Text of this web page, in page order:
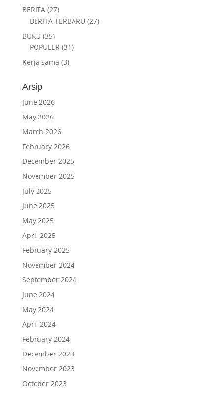
BERITA(27)
BERITA TERBARU (27)
BUKU (35)
POPULER (31)
Kerja sama (3)
Arsip
June 2026
May 2026
March 2026
February 2026
December 2025
November 2025
July 2025
June 2025
May 2025
April 2025
February 2025
November 2024
September 2024
June 2024
May 2024
April 2024
February 2024
December 2023
November 2023
October 2023